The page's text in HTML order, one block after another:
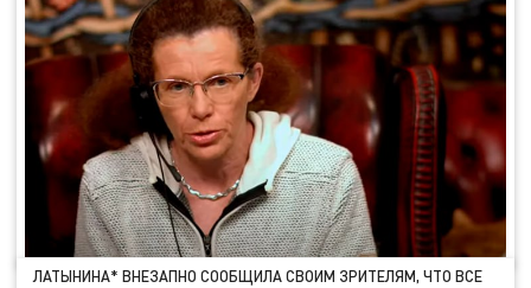
ЛАТЫНИНА* ВНЕЗАПНО СООБЩИЛА СВОИМ ЗРИТЕЛЯМ, ЧТО ВСЕ